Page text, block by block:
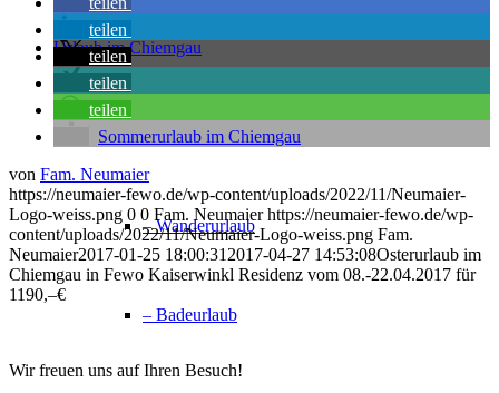
Urlaub im Chiemgau
Sommerurlaub im Chiemgau
– Wanderurlaub
– Badeurlaub
teilen
teilen
teilen
teilen
von Fam. Neumaier
https://neumaier-fewo.de/wp-content/uploads/2022/11/Neumaier-
Logo-weiss.png 0 0 Fam. Neumaier https://neumaier-fewo.de/wp-
content/uploads/2022/11/Neumaier-Logo-weiss.png Fam.
Neumaier2017-01-25 18:00:31 2017-04-27 14:53:08Osterurlaub im
Chiemgau in Fewo Kaiserwinkl Residenz vom 08.-22.04.2017 für
1190,–€
Wir freuen uns auf Ihren Besuch!